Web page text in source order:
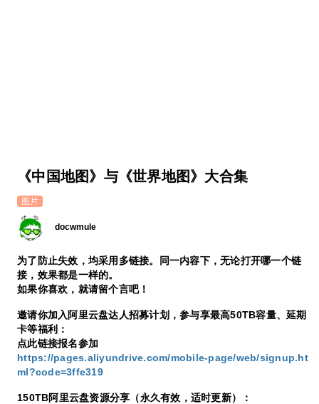
《中国地图》与《世界地图》大合集
图片
docwmule
为了防止失效，均采用多链接。同一内容下，无论打开哪一个链
接，效果都是一样的。
如果你喜欢，就请留个言吧！
邀请你加入阿里云盘达人招募计划，参与享最高50TB容量、延期
卡等福利：
点此链接报名参加
https://pages.aliyundrive.com/mobile-page/web/signup.ht
ml?code=3ffe319
150TB阿里云盘资源分享（永久有效，适时更新）：